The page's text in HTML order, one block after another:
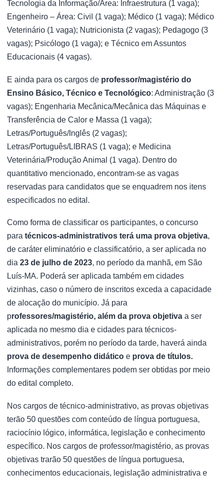
Tecnologia da Informação/Área: Infraestrutura (1 vaga);
Engenheiro – Área: Civil (1 vaga); Médico (1 vaga); Médico
Veterinário (1 vaga); Nutricionista (2 vagas); Pedagogo (3
vagas); Psicólogo (1 vaga); e Técnico em Assuntos
Educacionais (4 vagas).
E ainda para os cargos de professor/magistério do
Ensino Básico, Técnico e Tecnológico: Administração (3
vagas); Engenharia Mecânica/Mecânica das Máquinas e
Transferência de Calor e Massa (1 vaga);
Letras/Português/Inglês (2 vagas);
Letras/Português/LIBRAS (1 vaga); e Medicina
Veterinária/Produção Animal (1 vaga). Dentro do
quantitativo mencionado, encontram-se as vagas
reservadas para candidatos que se enquadrem nos itens
especificados no edital.
Como forma de classificar os participantes, o concurso
para técnicos-administrativos terá uma prova objetiva,
de caráter eliminatório e classificatório, a ser aplicada no
dia 23 de julho de 2023, no período da manhã, em São
Luís-MA. Poderá ser aplicada também em cidades
vizinhas, caso o número de inscritos exceda a capacidade
de alocação do município. Já para
professores/magistério, além da prova objetiva a ser
aplicada no mesmo dia e cidades para técnicos-
administrativos, porém no período da tarde, haverá ainda
prova de desempenho didático e prova de títulos.
Informações complementares podem ser obtidas por meio
do edital completo.
Nos cargos de técnico-administrativo, as provas objetivas
terão 50 questões com conteúdo de língua portuguesa,
raciocínio lógico, informática, legislação e conhecimento
específico. Nos cargos de professor/magistério, as provas
objetivas trarão 50 questões de língua portuguesa,
conhecimentos educacionais, legislação administrativa e